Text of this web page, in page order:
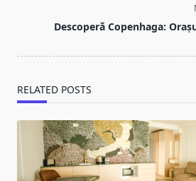
text">Page</span>
Descoperă Copenhaga:
RELATED POSTS